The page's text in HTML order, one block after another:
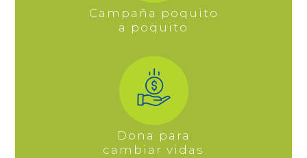
Campaña poquito
a poquito
Dona para
cambiar vidas